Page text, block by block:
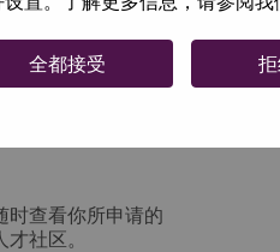
全都接受
“忘记密码”重新
时查看你所申请的
社区。